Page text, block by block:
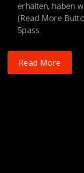
erhalten, haben
(Read More
Spass.
Read More